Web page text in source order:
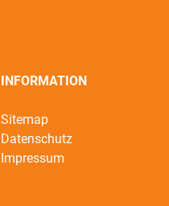
INFORMATION
Sitemap
Datenschutz
Impressum